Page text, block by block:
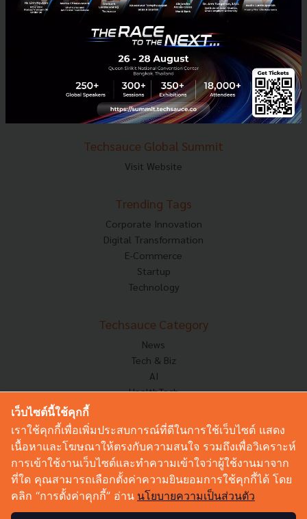
Techsauce Media
About Techsauce
Techsauce Services
Privacy Policy
ส่งบทความ
Techsauce Global Summit
Visit Website
Trending Tags
Corporate Innovation
Digital Transformation
E-Commerce
Startup
Technology
Techsauce Category
News
Tech & Biz
AI
HealthTech
Corp Innov
Saucy Thoughts
Sustainable
Videos
Podcast
เว็บไซต์นี้ใช้คุกกี้
เราใช้คุกกี้เพื่อเพิ่มประสบการณ์ที่ดีในการใช้เว็บไซต์ แสดง
เนื้อหาและโฆษณาให้ตรงกับความสนใจ รวมถึงเพื่อวิเคราะห์
การเข้าใช้งานเว็บไซต์และทำความเข้าใจว่าผู้ใช้งานมาจาก
ที่ใด คุณสามารถเลือกตั้งค่าความยินยอมการใช้คุกกี้ได้ โดย
คลิก “การตั้งค่าคุกกี้” อ่าน นโยบายความเป็นส่วนตัว